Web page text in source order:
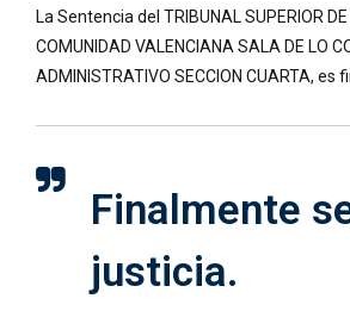
La Sentencia del TRIBUNAL SUPERIOR
COMUNIDAD VALENCIANA SALA DE LO
ADMINISTRATIVO SECCION CUARTA, es
Finalmente
justicia.